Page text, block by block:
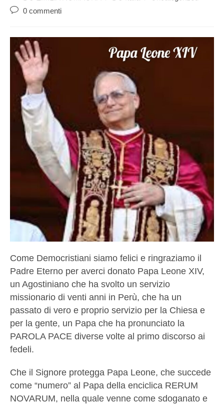
0 commenti
Come Democristiani siamo felici e ringraziamo il
Padre Eterno per averci donato Papa Leone XIV,
un Agostiniano che ha svolto un servizio
missionario di venti anni in Perù, che ha un
passato di vero e proprio servizio per la Chiesa e
per la gente, un Papa che ha pronunciato la
PAROLA PACE diverse volte al primo discorso ai
fedeli.
Che il Signore protegga Papa Leone, che succede
come “numero” al Papa della enciclica RERUM
NOVARUM, nella quale venne come sdoganato e